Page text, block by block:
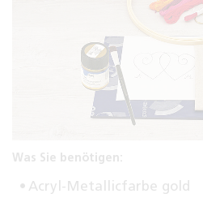
Was Sie benötigen:
Acryl-Metallicfarbe gold